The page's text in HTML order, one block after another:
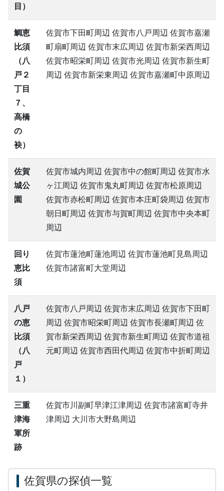
目）
鯛恵
比須
（八
戸２
丁目
７、
高橋
の
袂）
佐賀市下田町周辺 佐賀市八戸周辺 佐賀市嘉瀬
町扇町周辺 佐賀市末広周辺 佐賀市新栄西周辺
佐賀市昭栄町周辺 佐賀市光周辺 佐賀市新生町
周辺 佐賀市新栄東周辺 佐賀市嘉瀬町中原周辺
佐賀
城公
園
佐賀市城内周辺 佐賀市中の館町周辺 佐賀市水
ヶ江周辺 佐賀市鬼丸町周辺 佐賀市松原周辺
佐賀市赤松町周辺 佐賀市本庄町袋周辺 佐賀市
朝日町周辺 佐賀市与賀町周辺 佐賀市中央本町
周辺
回り
恵比
須
佐賀市蓮池町蓮池周辺 佐賀市蓮池町見島周辺
佐賀市諸富町大堂周辺
八戸
の恵
比須
（八
戸
１）
佐賀市八戸周辺 佐賀市末広周辺 佐賀市下田町
周辺 佐賀市昭栄町周辺 佐賀市長瀬町周辺 佐
賀市新栄西周辺 佐賀市新生町周辺 佐賀市道祖
元町周辺 佐賀市西田代周辺 佐賀市中折町周辺
三重
津海
軍所
跡
佐賀市川副町早津江津周辺 佐賀市諸富町寺井
津周辺 大川市大野島周辺
佐賀県の探偵一覧